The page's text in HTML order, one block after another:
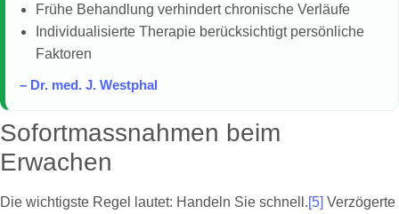
Frühe Behandlung verhindert chronische Verläufe
Individualisierte Therapie berücksichtigt persönliche
Faktoren
– Dr. med. J. Westphal
Sofortmassnahmen beim
Erwachen
Die wichtigste Regel lautet: Handeln Sie schnell.[5] Verzögerte